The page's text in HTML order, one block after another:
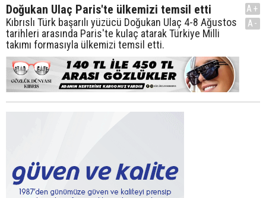
Doğukan Ulaç Paris'te ülkemizi temsil etti
Kıbrıslı Türk başarılı yüzücü Doğukan Ulaç 4-8 Ağustos
tarihleri arasında Paris'te kulaç atarak Türkiye Milli
takımı formasıyla ülkemizi temsil etti.
A+
A-